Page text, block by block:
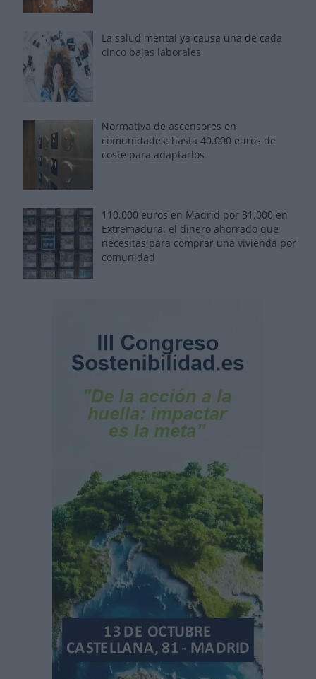
La salud mental ya causa una de cada
cinco bajas laborales
Normativa de ascensores en
comunidades: hasta 40.000 euros de
coste para adaptarlos
110.000 euros en Madrid por 31.000 en
Extremadura: el dinero ahorrado que
necesitas para comprar una vivienda por
comunidad